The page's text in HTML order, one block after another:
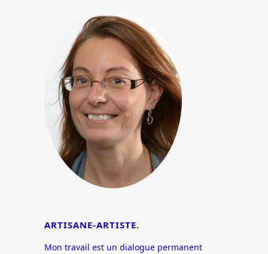
ARTISANE-ARTISTE.
Mon travail est un dialogue permanent